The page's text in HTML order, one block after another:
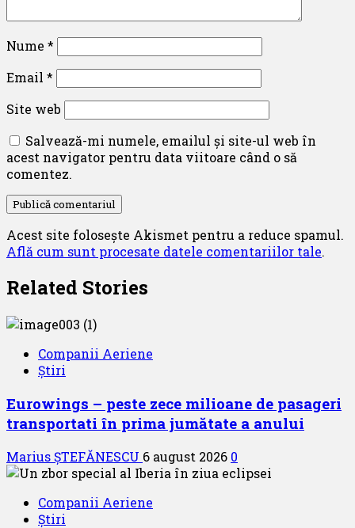
Nume *
Email *
Site web
Salvează-mi numele, emailul și site-ul web în
acest navigator pentru data viitoare când o să
comentez.
Acest site folosește Akismet pentru a reduce spamul.
Află cum sunt procesate datele comentariilor tale.
Related Stories
Companii Aeriene
Știri
Eurowings – peste zece milioane de pasageri
transportati în prima jumătate a anului
Marius ȘTEFĂNESCU 6 august 2026 0
Companii Aeriene
Știri